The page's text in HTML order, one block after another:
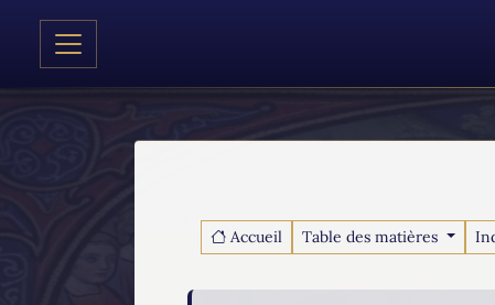
Accueil Table des matières